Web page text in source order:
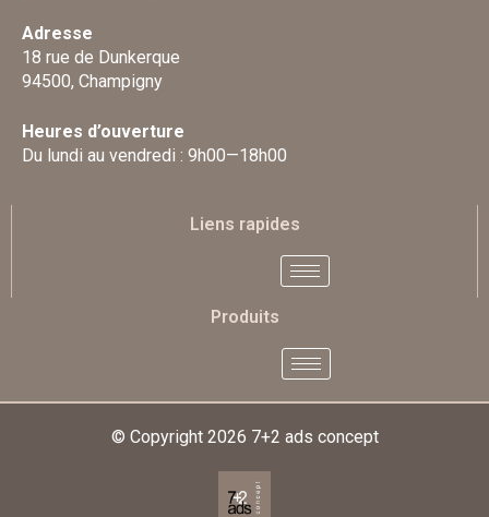
Adresse
18 rue de Dunkerque
94500, Champigny
Heures d’ouverture
Du lundi au vendredi : 9h00—18h00
Liens rapides
Produits
© Copyright 2026 7+2 ads concept